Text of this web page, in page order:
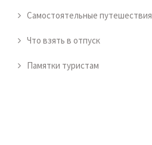
Самостоятельные путешествия
Что взять в отпуск
Памятки туристам